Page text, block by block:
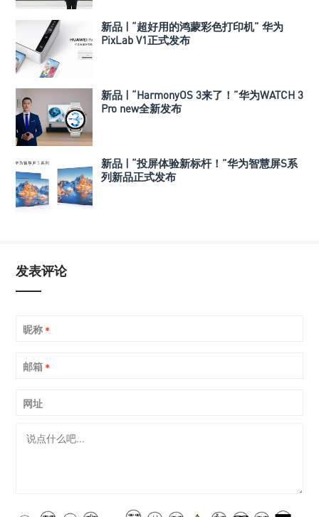
新品 | “超好用的鸿蒙彩色打印机” 华为
PixLab V1正式发布
新品 | “HarmonyOS 3来了！”华为WATCH 3
Pro new全新发布
新品 | “投屏体验新标杆！”华为智慧屏S系
列新品正式发布
发表评论
昵称 *
邮箱 *
网址